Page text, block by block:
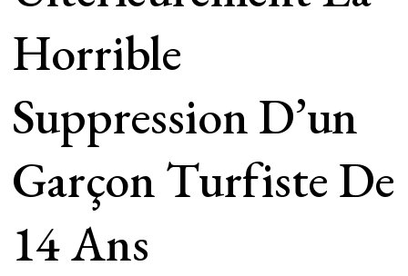
Horrible
Suppression D’un
Garçon Turfiste De
14 Ans